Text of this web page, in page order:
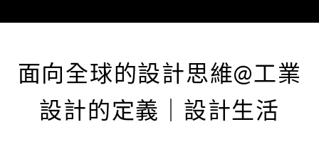
至
面向全球的設計思維@工業
設計的定義｜設計生活